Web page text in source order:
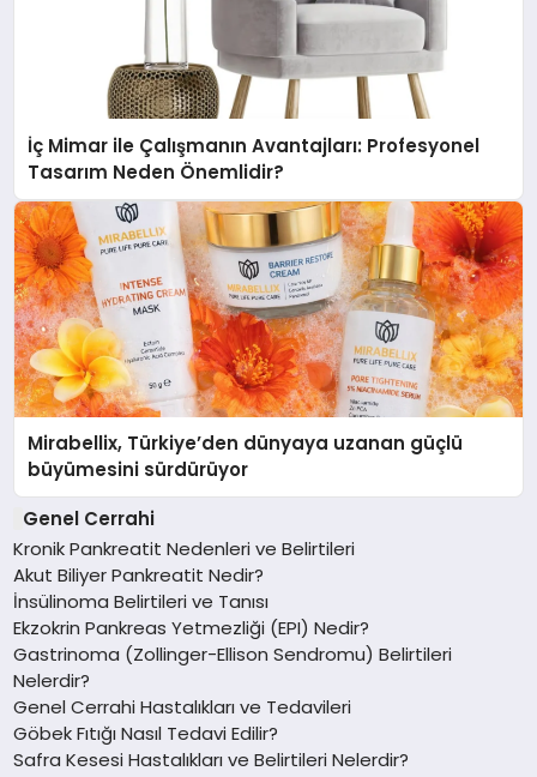
İç Mimar ile Çalışmanın Avantajları: Profesyonel
Tasarım Neden Önemlidir?
Mirabellix, Türkiye’den dünyaya uzanan güçlü
büyümesini sürdürüyor
Genel Cerrahi
Kronik Pankreatit Nedenleri ve Belirtileri
Akut Biliyer Pankreatit Nedir?
İnsülinoma Belirtileri ve Tanısı
Ekzokrin Pankreas Yetmezliği (EPI) Nedir?
Gastrinoma (Zollinger-Ellison Sendromu) Belirtileri
Nelerdir?
Genel Cerrahi Hastalıkları ve Tedavileri
Göbek Fıtığı Nasıl Tedavi Edilir?
Safra Kesesi Hastalıkları ve Belirtileri Nelerdir?